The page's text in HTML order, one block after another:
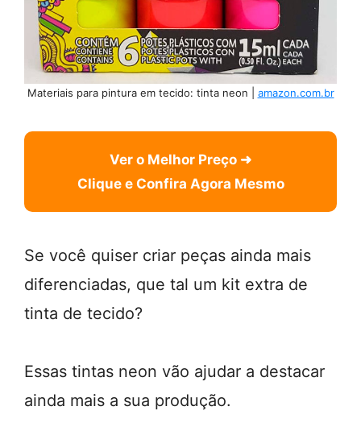
Materiais para pintura em tecido: tinta neon | amazon.com.br
Ver o Melhor Preço ➜
Clique e Confira Agora Mesmo
Se você quiser criar peças ainda mais
diferenciadas, que tal um kit extra de
tinta de tecido?
Essas tintas neon vão ajudar a destacar
ainda mais a sua produção.